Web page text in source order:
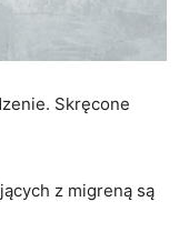
Skręcone
z migreną są